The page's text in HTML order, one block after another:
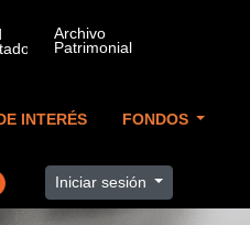
INTERÉS FONDOS
Iniciar sesión